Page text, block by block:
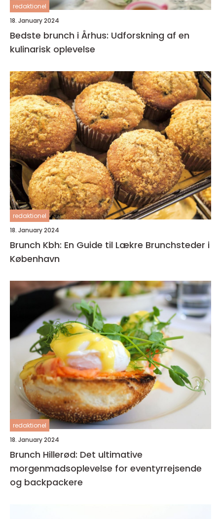
redaktionel
18. January 2024
Bedste brunch i Århus: Udforskning af en
kulinarisk oplevelse
redaktionel
18. January 2024
Brunch Kbh: En Guide til Lækre Brunchsteder i
København
redaktionel
18. January 2024
Brunch Hillerød: Det ultimative
morgenmadsoplevelse for eventyrrejsende
og backpackere